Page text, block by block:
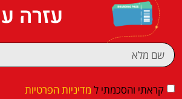
עזרה
קראתי והסכמתי ל מדיניות הפרטיות